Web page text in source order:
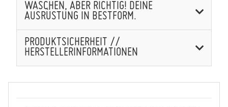
WASCHEN, ABER RICHTIG! DEINE
AUSRÜSTUNG IN BESTFORM.
PRODUKTSICHERHEIT //
HERSTELLERINFORMATIONEN